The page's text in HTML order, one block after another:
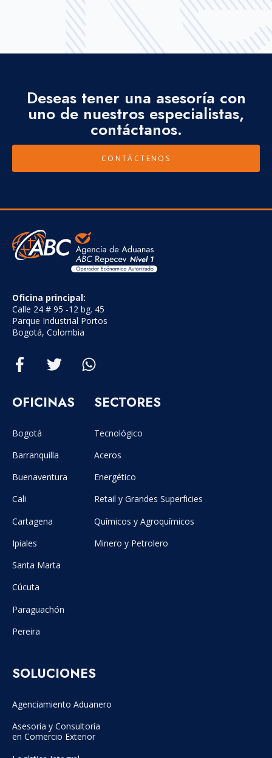
Deseas tener una asesoría con
uno de nuestros especialistas,
contáctanos.
CONTÁCTENOS
Oficina principal:
Calle 24 # 95 -12 bg. 45
Parque Industrial Portos
Bogotá, Colombia
OFICINAS
Bogotá
Barranquilla
Buenaventura
Cali
Cartagena
Ipiales
Santa Marta
Cúcuta
Paraguachón
Pereira
SECTORES
Tecnológico
Aceros
Energético
Retail y Grandes Superficies
Químicos y Agroquímicos
Minero y Petrolero
SOLUCIONES
Agenciamiento Aduanero
Asesoría y Consultoría
en Comercio Exterior